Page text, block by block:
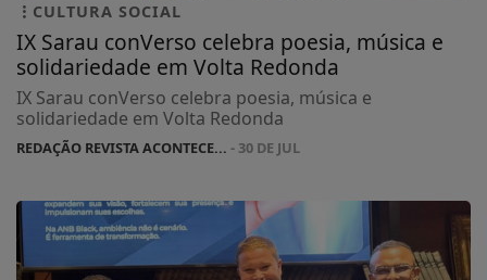
CULTURA SOCIAL
IX Sarau conVerso celebra poesia, música e
solidariedade em Volta Redonda
IX Sarau conVerso celebra poesia, música e
solidariedade em Volta Redonda
REDAÇÃO REVISTA ACONTECE... - 30 DE JUL